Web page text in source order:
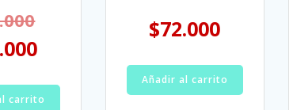
carrito
$72.000
Añadir al carrito